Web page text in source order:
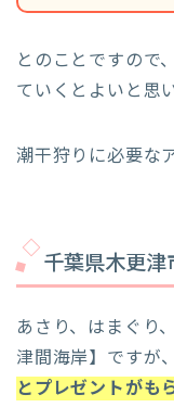
とのことですので
ていくとよいと思
潮干狩りに必要な
千葉県木更
あさり、はまぐり
津間海岸】ですが
とプレゼントがも